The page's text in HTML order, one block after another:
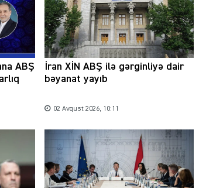
ABŞ
İran XİN ABŞ ilə gərginliyə dair
bəyanat yayıb
02 Avqust 2026, 10:11
nəzarət